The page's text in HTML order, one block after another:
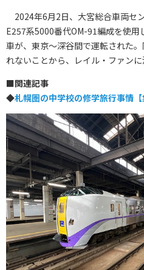
2024年6月2日、大宮総合車両セ
E257系5000番代OM-91編成を使
車が、東京～深谷間で運転された
れないことから、レイル・ファンに
■関連記事
◆札幌圏の中学校の修学旅行事情【